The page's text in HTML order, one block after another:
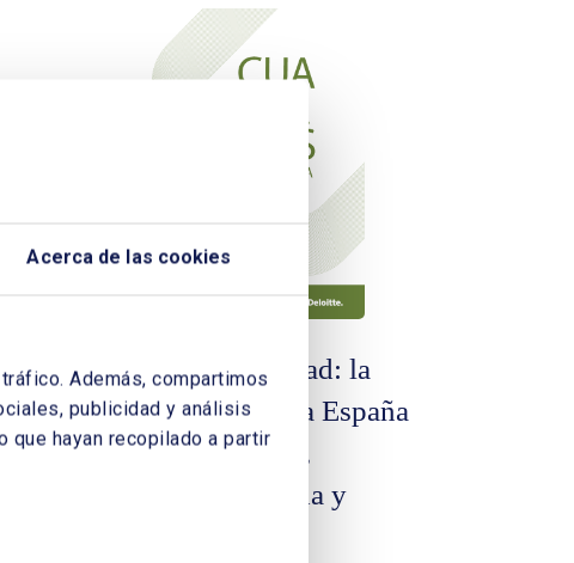
Acerca de las cookies
Además, compartimos
publicidad y análisis
que hayan recopilado a partir
Biocircularidad: la
llave para una España
desfosilizada,
industrializada y